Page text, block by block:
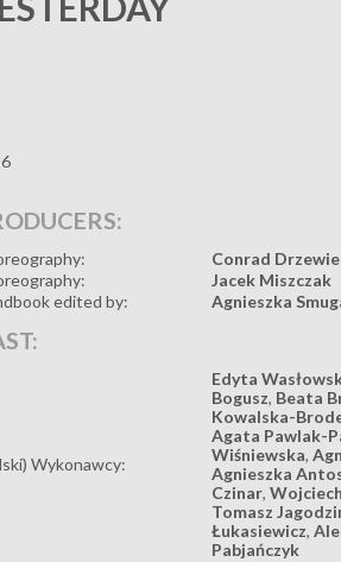
Conrad
Jacek Miszczak
edited by:
Agnieszka
Wykonawcy:
Edyta
Bogusz, Beata
Kowalska-
Agata Pawlak-
Wiśniewska,
Agnieszka
Czinar,
Tomasz
Łukasiewicz,
Pabjańczyk